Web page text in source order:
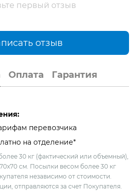
первый отзыв
отзыв
Оплата Гарантия
перевозчика
на отделение*
30 кг (фактический или объемный),
см. Посылки весом более 30 кг
независимо от стоимости.
отправляются за счет Покупателя.